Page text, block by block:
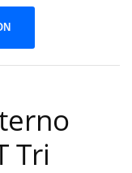
Tri